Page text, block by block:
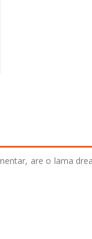
are o lama